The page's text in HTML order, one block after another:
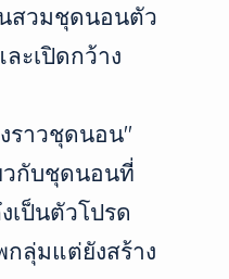
สวมชุดนอนตัว
ะเปิดกว้าง
ราวชุดนอน"
วกับชุดนอนที่
เป็นตัวโปรด
ลุ่มแต่ยังสร้าง